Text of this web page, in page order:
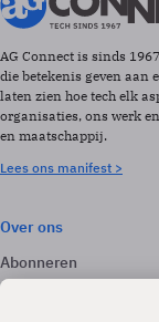
AG Connect is sinds
die betekenis geven aan
laten zien hoe tech elk
organisaties, ons werk
en maatschappij.
Lees ons manifest >
Over ons
Abonneren
Adverteren